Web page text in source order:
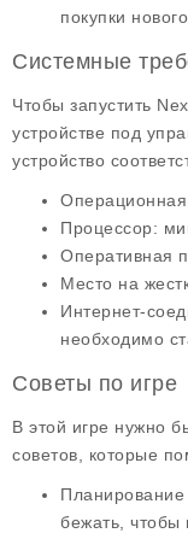
покупки
Системные
Чтобы запустить
устройстве под
устройство
Операционная
Процессор:
Оперативная
Место на
Интернет-
необходимо
Советы по игре
В этой игре нужно
советов, которые
бежать, чтобы